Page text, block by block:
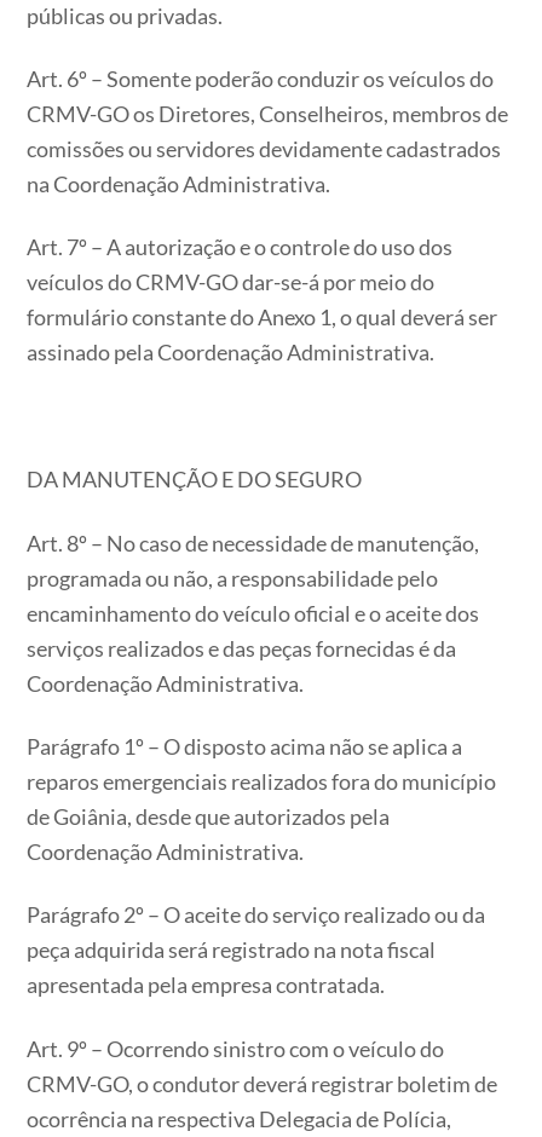
públicas ou privadas.
Art. 6º – Somente poderão conduzir os veículos do
CRMV-GO os Diretores, Conselheiros, membros de
comissões ou servidores devidamente cadastrados
na Coordenação Administrativa.
Art. 7º – A autorização e o controle do uso dos
veículos do CRMV-GO dar-se-á por meio do
formulário constante do Anexo 1, o qual deverá ser
assinado pela Coordenação Administrativa.
DA MANUTENÇÃO E DO SEGURO
Art. 8º – No caso de necessidade de manutenção,
programada ou não, a responsabilidade pelo
encaminhamento do veículo oficial e o aceite dos
serviços realizados e das peças fornecidas é da
Coordenação Administrativa.
Parágrafo 1º – O disposto acima não se aplica a
reparos emergenciais realizados fora do município
de Goiânia, desde que autorizados pela
Coordenação Administrativa.
Parágrafo 2º – O aceite do serviço realizado ou da
peça adquirida será registrado na nota fiscal
apresentada pela empresa contratada.
Art. 9º – Ocorrendo sinistro com o veículo do
CRMV-GO, o condutor deverá registrar boletim de
ocorrência na respectiva Delegacia de Polícia,